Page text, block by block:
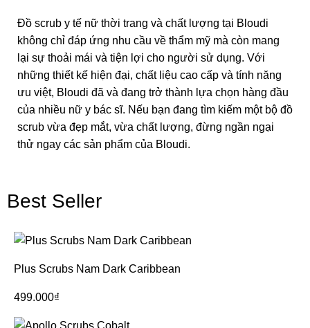
Đồ scrub y tế nữ thời trang và chất lượng tại Bloudi
không chỉ đáp ứng nhu cầu về thẩm mỹ mà còn mang
lại sự thoải mái và tiện lợi cho người sử dụng. Với
những thiết kế hiện đại, chất liệu cao cấp và tính năng
ưu việt, Bloudi đã và đang trở thành lựa chọn hàng đầu
của nhiều nữ y bác sĩ. Nếu bạn đang tìm kiếm một bộ đồ
scrub vừa đẹp mắt, vừa chất lượng, đừng ngần ngại
thử ngay các sản phẩm của Bloudi.
Best Seller
Plus Scrubs Nam Dark Caribbean
499.000₫